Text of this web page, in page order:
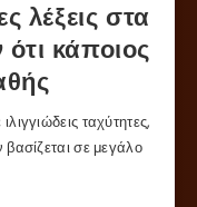
λέξεις στα
κάποιος
ταχύτητες,
σε μεγάλο